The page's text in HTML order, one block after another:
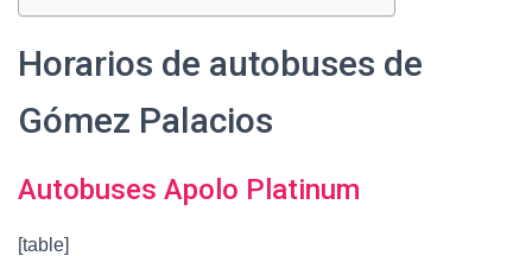
Horarios de autobuses de
Gómez Palacios
Autobuses Apolo Platinum
[table]